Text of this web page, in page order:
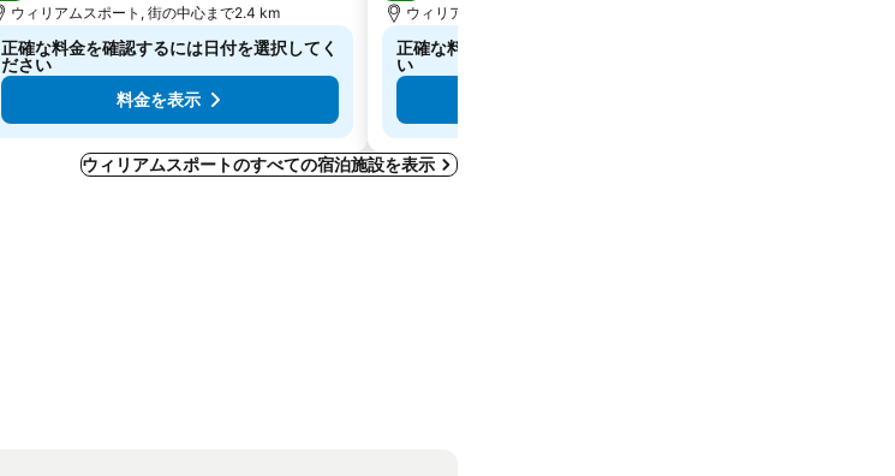
ウィリアムスポート, 街の中心まで2.4 km
正確な料金を確認するには日付を選択してく
ださい
料金を表示
ウィリアムスポート, 街の中心まで5.6 km
正確な料金を確認するには日付を選択してくださ
い
ウィリアムスポートのすべての宿泊施設を表示